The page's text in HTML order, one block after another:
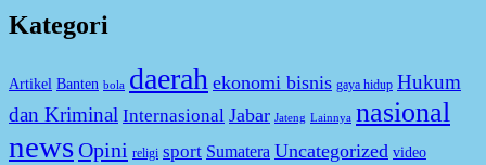
Kategori
Artikel Banten bola daerah ekonomi bisnis gaya hidup Hukum
dan Kriminal Internasional Jabar Jateng Lainnya nasional
newsOpini religi sport Sumatera Uncategorized video